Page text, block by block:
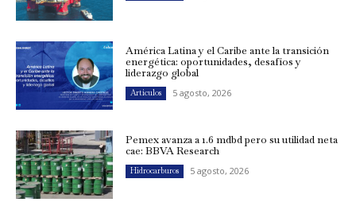
América Latina y el Caribe ante la transición
energética: oportunidades, desafíos y
liderazgo global
Artículos 5 agosto, 2026
Pemex avanza a 1.6 mdbd pero su utilidad neta
cae: BBVA Research
Hidrocarburos 5 agosto, 2026